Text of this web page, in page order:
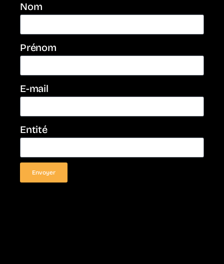
Nom
Prénom
E-mail
Entité
Envoyer